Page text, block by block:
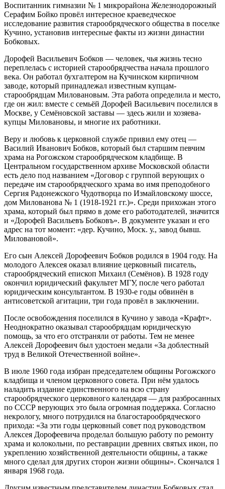
Воспитанник гимназии № 1 микрорайона Железнодорожный
Серафим Бойко провёл интересное краеведческое
исследование развития старообрядческого общества в поселке
Кучино, установив интересные факты из жизни династии
Бобковых.
Дорофей Васильевич Бобков — человек, чья жизнь тесно
переплелась с историей старообрядчества начала прошлого
века. Он работал бухгалтером на Кучинском кирпичном
заводе, который принадлежал известным купцам-
старообрядцам Миловановым. Эта работа определила и место,
где он жил: вместе с семьёй Дорофей Васильевич поселился в
Москве, у Семёновской заставы — здесь жили и хозяева-
купцы Миловановы, и многие их работники.
Веру и любовь к церковной службе привил ему отец —
Василий Иванович Бобков, который был старшим певчим
храма на Рогожском старообрядческом кладбище. В
Центральном государственном архиве Московской области
есть дело под названием «Договор с группой верующих о
передаче им старообрядческого храма во имя преподобного
Сергия Радонежского Чудотворца по Измайловскому шоссе,
дом Милованова № 1 (1918-1921 гг.)». Среди прихожан этого
храма, который был прямо в доме его работодателей, значится
и «Дорофей Васильевъ Бобковъ». В документе указан и его
адрес на тот момент: «дер. Кучино, Моск. у., завод бывш.
Миловановой».
Его сын Алексей Дорофеевич Бобков родился в 1904 году. На
молодого Алексея оказал влияние церковный писатель,
старообрядческий епископ Михаил (Семёнов). В 1928 году
окончил юридический факультет МГУ, после чего работал
юридическим консультантом. В 1930-е годы обвинён в
антисоветской агитации, три года провёл в заключении.
После освобождения поселился в Кучино у завода «Крафт».
Неоднократно оказывал старообрядцам юридическую
помощь, за что его отстраняли от работы. Тем не менее
Алексей Дорофеевич был удостоен медали «За доблестный
труд в Великой Отечественной войне».
В июле 1960 года избран председателем общины Рогожского
кладбища и членом церковного совета. При нём удалось
наладить издание единственного на всю страну
старообрядческого церковного календаря — для разбросанных
по СССР верующих это была огромная поддержка. Согласно
некрологу, много потрудился на благостарообрядческого
прихода: «За эти годы церковный совет под руководством
Алексея Дорофеевича проделал большую работу по ремонту
храма и колокольни, по реставрации древних святых икон, по
укреплению хозяйственной деятельности общины, а также
много сделал для других сторон жизни общины». Скончался 1
января 1968 года.